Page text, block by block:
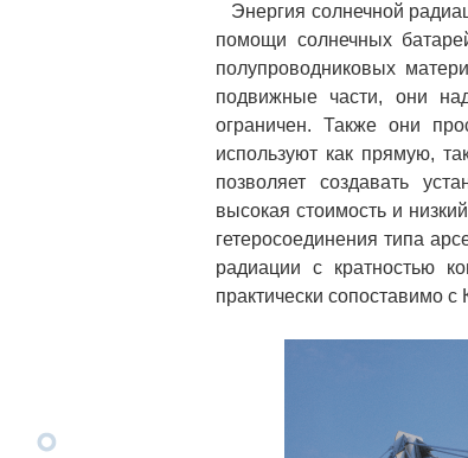
Энергия солнечной
помощи солнечных
полупроводниковых
подвижные части, они
ограничен. Также они
используют как прямую,
позволяет создавать
высокая стоимость и
гетеросоединения типа
радиации с кратностью
практически сопоставимо